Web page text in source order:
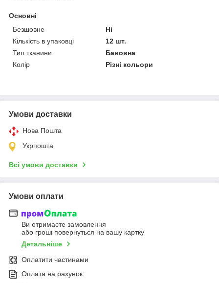
Основні
Безшовне
Ні
Кількість в упаковці
12 шт.
Тип тканини
Бавовна
Колір
Різні кольори
Умови доставки
Нова Пошта
Укрпошта
Всі умови доставки
Умови оплати
Ви отримаєте замовлення
або гроші повернуться на вашу картку
Детальніше
Оплатити частинами
Оплата на рахунок